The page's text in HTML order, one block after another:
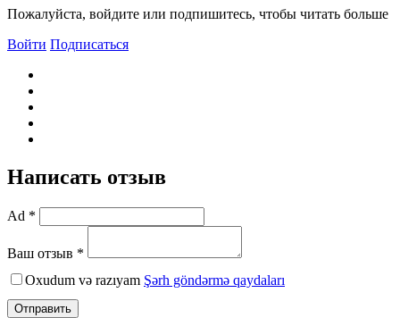
Пожалуйста, войдите или подпишитесь, чтобы читать больше
Войти Подписаться
Написать отзыв
Ad *
Ваш отзыв *
Oxudum və razıyam Şərh göndərmə qaydaları
Отправить